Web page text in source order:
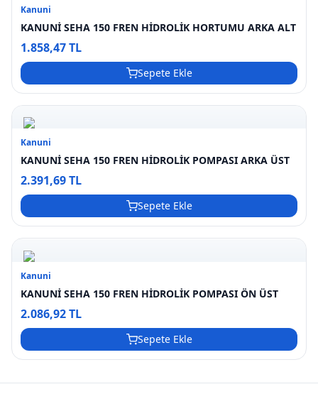
Kanuni
KANUNİ SEHA 150 FREN HİDROLİK HORTUMU ARKA ALT
1.858,47 TL
Sepete Ekle
Kanuni
KANUNİ SEHA 150 FREN HİDROLİK POMPASI ARKA ÜST
2.391,69 TL
Sepete Ekle
Kanuni
KANUNİ SEHA 150 FREN HİDROLİK POMPASI ÖN ÜST
2.086,92 TL
Sepete Ekle